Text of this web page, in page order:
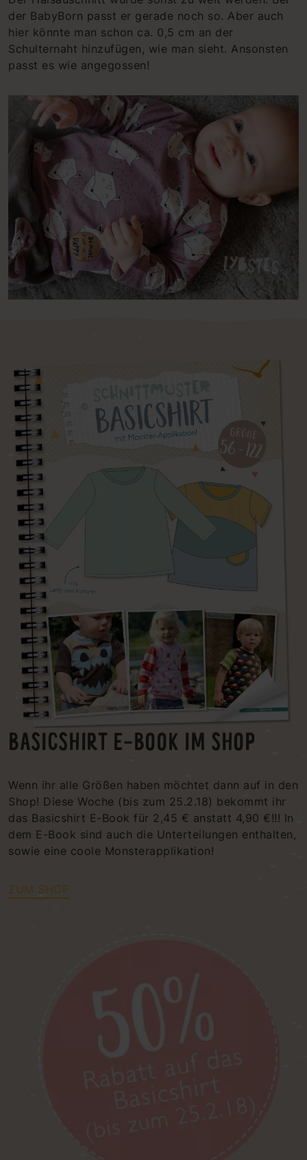
der BabyBorn passt er gerade noch so. Aber auch
hier könnte man schon ca. 0,5 cm an der
Schulternaht hinzufügen, wie man sieht. Ansonsten
passt es wie angegossen!
BASICSHIRT E-BOOK IM SHOP
Wenn ihr alle Größen haben möchtet dann auf in den
Shop! Diese Woche (bis zum 25.2.18) bekommt ihr
das Basicshirt E-Book für 2,45 € anstatt 4,90 €!!! In
dem E-Book sind auch die Unterteilungen enthalten,
sowie eine coole Monsterapplikation!
ZUM SHOP